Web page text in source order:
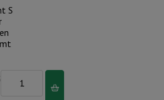
bent
S
Windlicht